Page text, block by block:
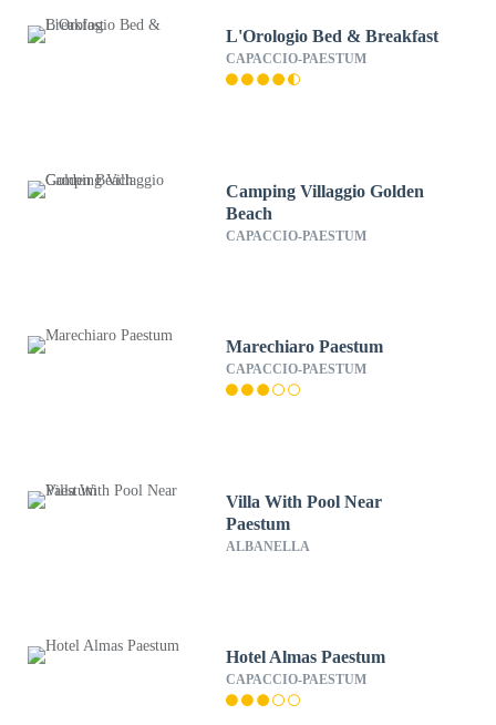
L'Orologio Bed & Breakfast
CAPACCIO-PAESTUM
Camping Villaggio Golden
Beach
CAPACCIO-PAESTUM
Marechiaro Paestum
CAPACCIO-PAESTUM
Villa With Pool Near
Paestum
ALBANELLA
Hotel Almas Paestum
CAPACCIO-PAESTUM